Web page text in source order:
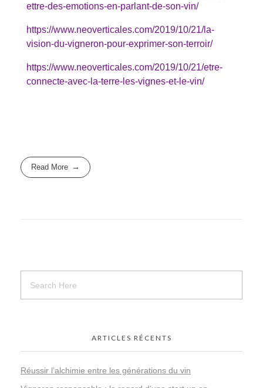
ettre-des-emotions-en-parlant-de-son-vin/
https://www.neoverticales.com/2019/10/21/la-
vision-du-vigneron-pour-exprimer-son-terroir/
https://www.neoverticales.com/2019/10/21/etre-
connecte-avec-la-terre-les-vignes-et-le-vin/
Read More
ARTICLES RÉCENTS
Réussir l’alchimie entre les générations du vin